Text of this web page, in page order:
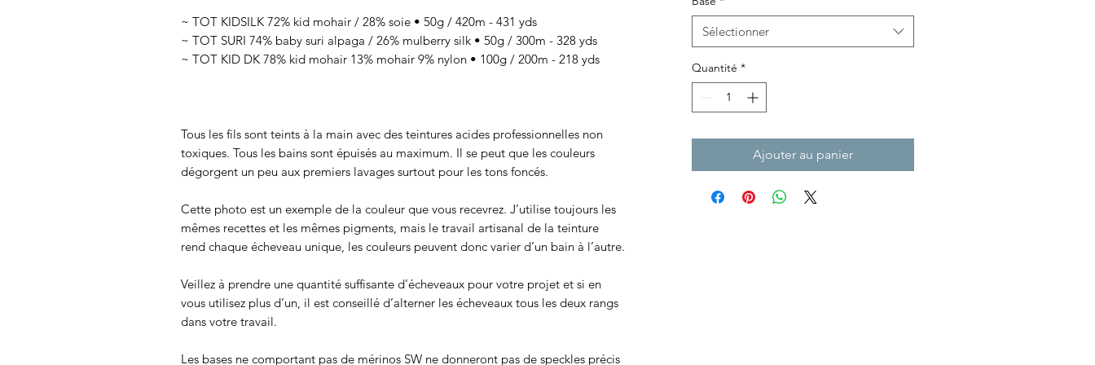
~ TOT KIDSILK 72% kid mohair / 28% soie • 50g / 420m - 431 yds
~ TOT SURI 74% baby suri alpaga / 26% mulberry silk • 50g / 300m - 328 yds
~ TOT KID DK 78% kid mohair 13% mohair 9% nylon • 100g / 200m - 218 yds
Tous les fils sont teints à la main avec des teintures acides professionnelles non
toxiques. Tous les bains sont épuisés au maximum. Il se peut que les couleurs
dégorgent un peu aux premiers lavages surtout pour les tons foncés.
Cette photo est un exemple de la couleur que vous recevrez. J’utilise toujours les
mêmes recettes et les mêmes pigments, mais le travail artisanal de la teinture
rend chaque écheveau unique, les couleurs peuvent donc varier d’un bain à l’autre.
Veillez à prendre une quantité suffisante d’écheveaux pour votre projet et si en
vous utilisez plus d’un, il est conseillé d’alterner les écheveaux tous les deux rangs
dans votre travail.
Les bases ne comportant pas de mérinos SW ne donneront pas de speckles précis
Sélectionner
Quantité *
Ajouter au panier